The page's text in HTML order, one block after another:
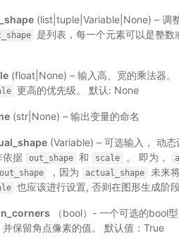
(list|tuple|Variable|None) – 调
是列表，每一个元素可以是整
(float|None) – 输入高、宽的乘法器。
更高的优先级。 默认: None
(str|None) – 输出变量的命名
(Variable) – 可选输入， 动态
依据
out_shape 和 scale 。 即为，
out_shape ，因为 actual_shape 未来
也应该进行设置, 否则在图形生成阶
（bool）- 一个可选的bool
并保留角点像素的值。 默认值：True